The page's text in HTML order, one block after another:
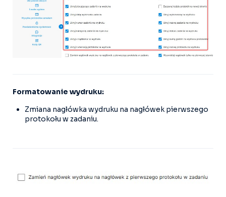
Formatowanie wydruku:
Zmiana nagłówka wydruku na nagłówek pierwszego
protokołu w zadaniu.